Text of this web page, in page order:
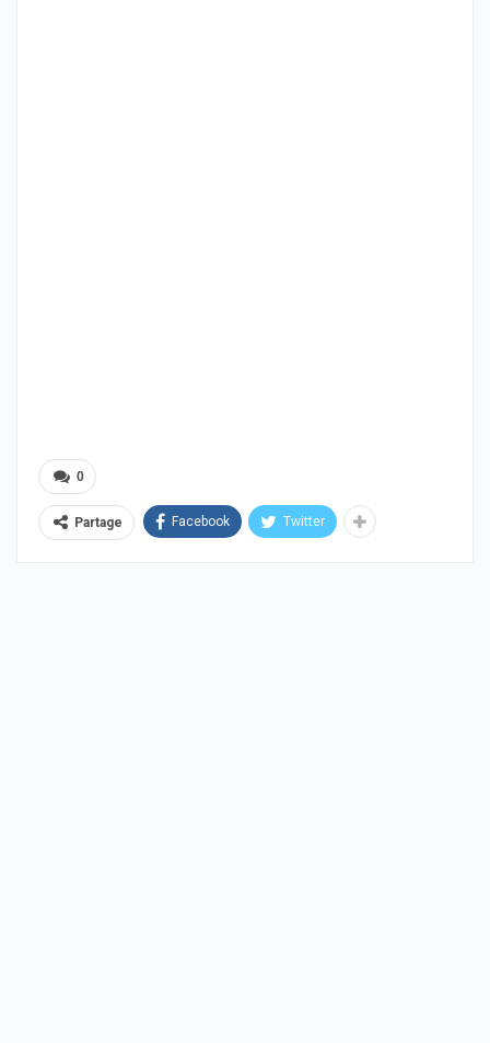
0
Partage Facebook Twitter